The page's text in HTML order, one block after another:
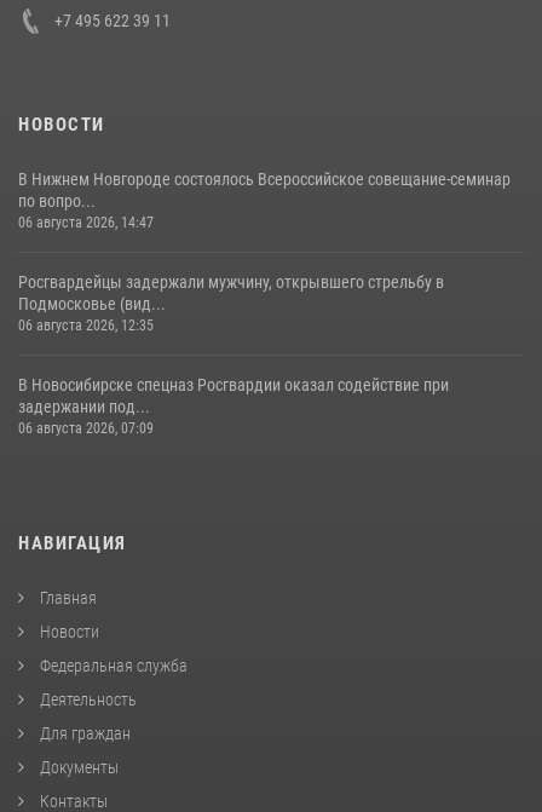
+7 495 622 39 11
НОВОСТИ
В Нижнем Новгороде состоялось Всероссийское совещание-семинар
по вопро...
06 августа 2026, 14:47
Росгвардейцы задержали мужчину, открывшего стрельбу в
Подмосковье (вид...
06 августа 2026, 12:35
В Новосибирске спецназ Росгвардии оказал содействие при
задержании под...
06 августа 2026, 07:09
НАВИГАЦИЯ
Главная
Новости
Федеральная служба
Деятельность
Для граждан
Документы
Контакты